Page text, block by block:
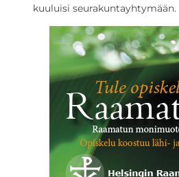
kuuluisi seurakuntayhtymään.